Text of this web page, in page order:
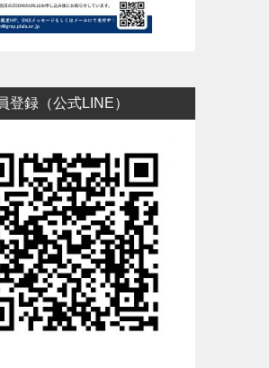
登録（公式LINE）